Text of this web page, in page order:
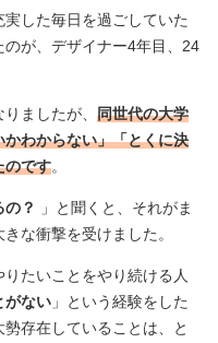
した毎日を過ごしていた
が、デザイナー4年目、24
ましたが、 同世代の大学
わからない」「とくに決
のです。
？
」と聞くと、それがま
な衝撃を受けました。
たいことをやり続ける人
がない 」という経験をした
存在していることは、と